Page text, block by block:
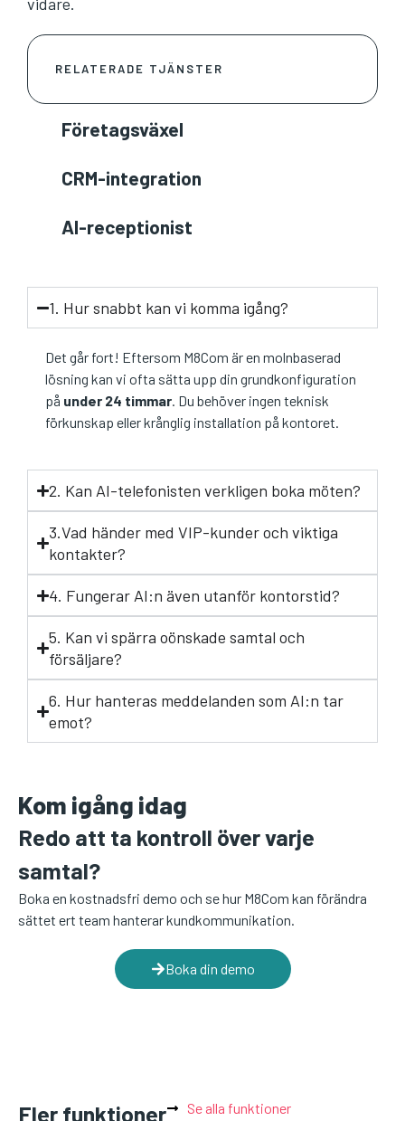
RELATERADE TJÄNSTER
Företagsväxel
CRM-integration
AI-receptionist
1. Hur snabbt kan vi komma igång?
Det går fort! Eftersom M8Com är en molnbaserad
lösning kan vi ofta sätta upp din grundkonfiguration
på under 24 timmar. Du behöver ingen teknisk
förkunskap eller krånglig installation på kontoret.
2. Kan AI-telefonisten verkligen boka möten?
3.Vad händer med VIP-kunder och viktiga
kontakter?
4. Fungerar AI:n även utanför kontorstid?
5. Kan vi spärra oönskade samtal och
försäljare?
6. Hur hanteras meddelanden som AI:n tar
emot?
Kom igång idag
Redo att ta kontroll över varje
samtal?
Boka en kostnadsfri demo och se hur M8Com kan förändra
sättet ert team hanterar kundkommunikation.
Boka din demo
Fler funktioner Se alla funktioner